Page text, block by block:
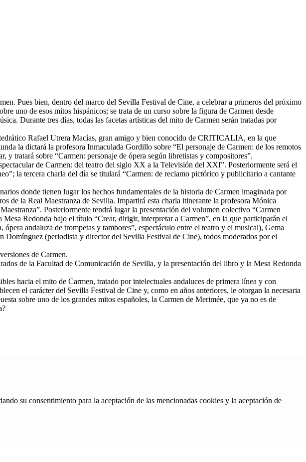
Pues bien, dentro del marco del Sevilla Festival de Cine, a celebrar a primeros del próximo
uno de esos mitos hispánicos; se trata de un curso sobre la figura de Carmen desde
Durante tres días, todas las facetas artísticas del mito de Carmen serán tratadas por
Rafael Utrera Macías, gran amigo y bien conocido de CRITICALIA, en la que
la dictará la profesora Inmaculada Gordillo sobre “El personaje de Carmen: de los remotos
tratará sobre “Carmen: personaje de ópera según libretistas y compositores”.
de Carmen: del teatro del siglo XX a la Televisión del XXI”. Posteriormente será el
la tercera charla del día se titulará “Carmen: de reclamo pictórico y publicitario a cantante
donde tienen lugar los hechos fundamentales de la historia de Carmen imaginada por
de la Real Maestranza de Sevilla. Impartirá esta charla itinerante la profesora Mónica
Posteriormente tendrá lugar la presentación del volumen colectivo “Carmen
Redonda bajo el título “Crear, dirigir, interpretar a Carmen”, en la que participarán el
andaluza de trompetas y tambores”, espectáculo entre el teatro y el musical), Gema
(periodista y director del Sevilla Festival de Cine), todos moderados por el
de Carmen.
de la Facultad de Comunicación de Sevilla, y la presentación del libro y la Mesa Redonda
hacia el mito de Carmen, tratado por intelectuales andaluces de primera línea y con
el carácter del Sevilla Festival de Cine y, como en años anteriores, le otorgan la necesaria
sobre uno de los grandes mitos españoles, la Carmen de Merimée, que ya no es de
su consentimiento para la aceptación de las mencionadas cookies y la aceptación de